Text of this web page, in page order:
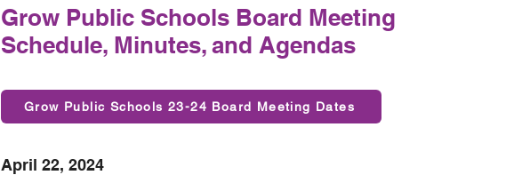
Grow Public Schools Board Meeting
Schedule, Minutes, and Agendas
Grow Public Schools 23-24 Board Meeting Dates
April 22, 2024